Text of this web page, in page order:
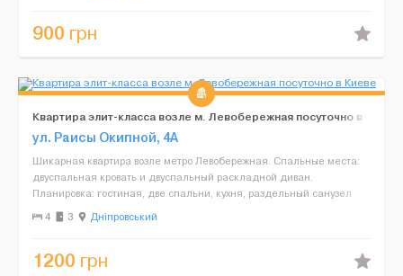
900 грн
Квартира элит-класса возле м. Левобережная посуточно в
Киеве
ул. Раисы Окипной, 4А
Шикарная квартира возле метро Левобережная. Спальные места:
двуспальная кровать и двуспальный раскладной диван.
Планировка: гостиная, две спальни, кухня, раздельный санузел
(угловая ванна и душевая кабина) Бытовая техника: кондиц...
4 3 Дніпровський
1200 грн